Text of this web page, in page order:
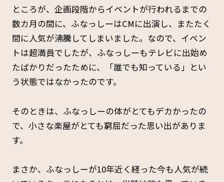
ところが、企画段階からイベントが行われるまでの
数カ月の間に、ふなっしーはCMに出演し、またたく
間に人気が沸騰してしまいました。なので、イベン
トは超満員でしたが、ふなっしーもテレビに出始め
たばかりだったために、「誰でも知っている」とい
う状態ではなかったのです。
そのときは、ふなっしーの体がとてもデカかったの
で、小さな楽屋がとても窮屈だった思い出がありま
す。
まさか、ふなっしーが10年近く経った今も人気が続